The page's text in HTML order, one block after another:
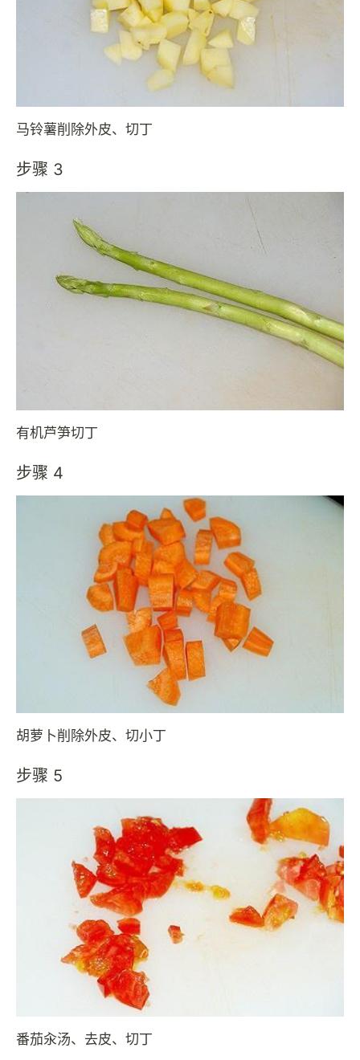
马铃薯削除外皮、切丁
步骤 3
有机芦笋切丁
步骤 4
胡萝卜削除外皮、切小丁
步骤 5
番茄汆汤、去皮、切丁